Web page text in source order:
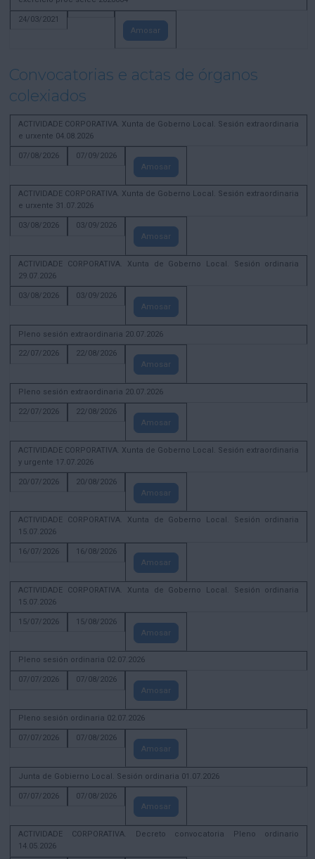
24/03/2021
Amosar
Convocatorias e actas de órganos
colexiados
ACTIVIDADE CORPORATIVA. Xunta de Goberno Local. Sesión extraordinaria
e urxente 04.08.2026
07/08/2026
07/09/2026
Amosar
ACTIVIDADE CORPORATIVA. Xunta de Goberno Local. Sesión extraordinaria
e urxente 31.07.2026
03/08/2026
03/09/2026
Amosar
ACTIVIDADE CORPORATIVA. Xunta de Goberno Local. Sesión ordinaria
29.07.2026
03/08/2026
03/09/2026
Amosar
Pleno sesión extraordinaria 20.07.2026
22/07/2026
22/08/2026
Amosar
Pleno sesión extraordinaria 20.07.2026
22/07/2026
22/08/2026
Amosar
ACTIVIDADE CORPORATIVA. Xunta de Goberno Local. Sesión extraordinaria
y urgente 17.07.2026
20/07/2026
20/08/2026
Amosar
ACTIVIDADE CORPORATIVA. Xunta de Goberno Local. Sesión ordinaria
15.07.2026
16/07/2026
16/08/2026
Amosar
ACTIVIDADE CORPORATIVA. Xunta de Goberno Local. Sesión ordinaria
15.07.2026
15/07/2026
15/08/2026
Amosar
Pleno sesión ordinaria 02.07.2026
07/07/2026
07/08/2026
Amosar
Pleno sesión ordinaria 02.07.2026
07/07/2026
07/08/2026
Amosar
Junta de Gobierno Local. Sesión ordinaria 01.07.2026
07/07/2026
07/08/2026
Amosar
ACTIVIDADE CORPORATIVA. Decreto convocatoria Pleno ordinario
14.05.2026